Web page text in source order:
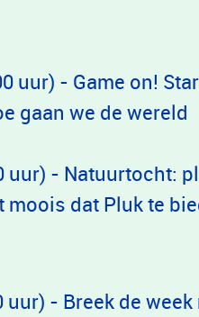
uur) - Game on!
gaan we de wereld
uur) - Natuurtocht:
moois dat Pluk te
- Breek de week